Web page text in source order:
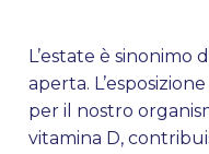
L’estate è sinonimo
aperta.
per il nostro
vitamina D,